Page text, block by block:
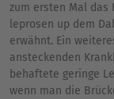
zum ersten Mal das
leprosen up dem
erwähnt. Ein
ansteckenden
behaftete geringe
wenn man die